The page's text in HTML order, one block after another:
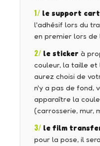
1/ le support
l'adhésif lors du
en premier lors de
2/ le sticker à
couleur, la taille et
aurez choisi de
n'y a pas de fond,
apparaître la
(carrosserie, mur,
3/ le film
pour la pose, il